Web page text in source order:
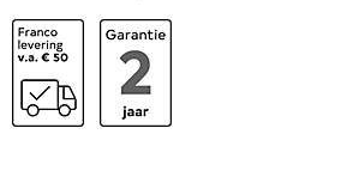
Batterijgewicht: 3,1 kg
Bedrijfsspanning: 48 V
Oplaadtijd: 2,5 uur
Laadspanning: 110 – 240 V AC
Motorvermogen: 400 W
Afmetingen
Breedte (mm)